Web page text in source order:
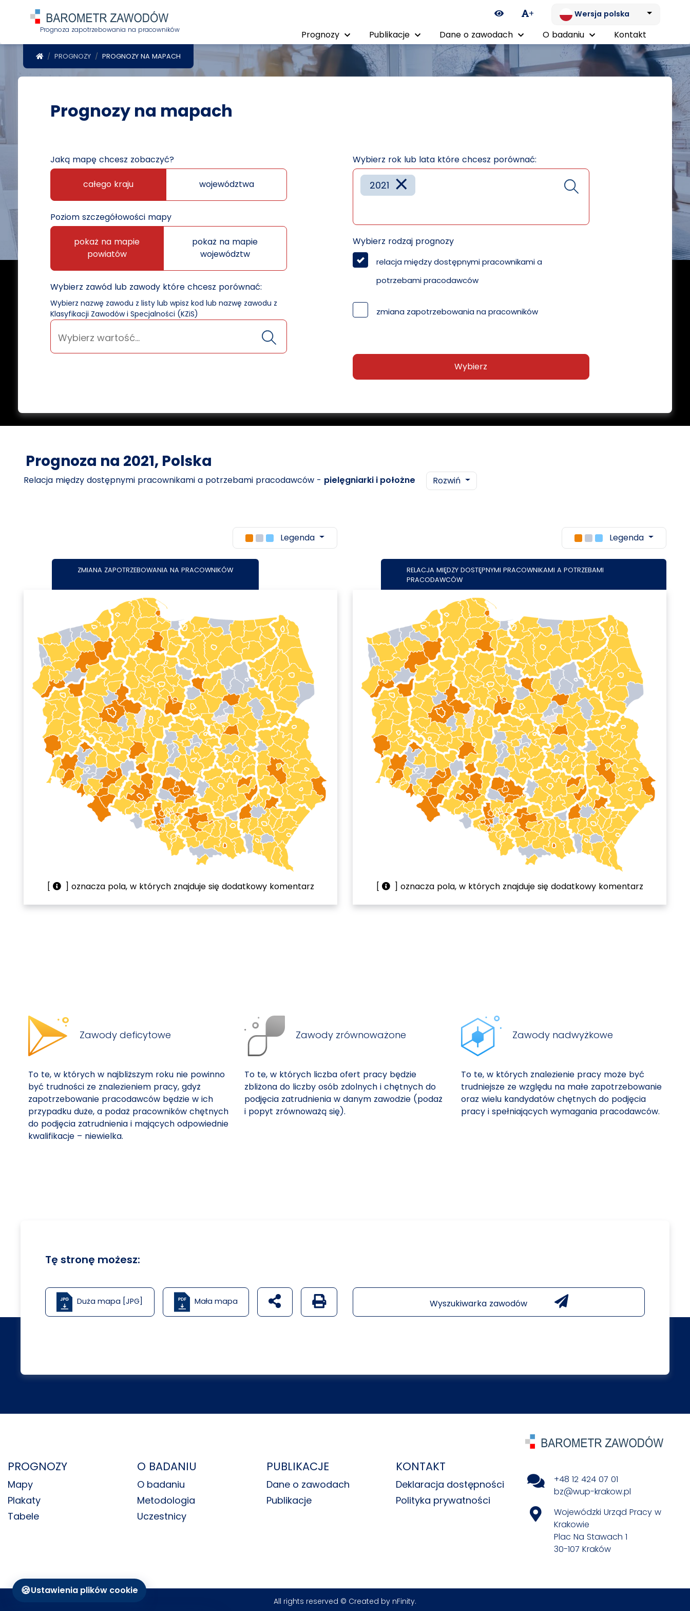
Prognoza zapotrzebowania na pracowników
Ikona zmiany kontrastu
+ Wersja polska
Prognozy Publikacje Dane o zawodach O badaniu Kontakt
POWRÓT DO STRONY GŁÓWNEJ
PROGNOZY PROGNOZY NA MAPACH
Prognozy na mapach
Jaką mapę chcesz zobaczyć?
całego kraju województwa
Poziom szczegółowości mapy
pokaż na mapie
powiatów
pokaż na mapie
województw
Wybierz zawód lub zawody które chcesz porównać:
Wybierz nazwę zawodu z listy lub wpisz kod lub nazwę zawodu z
Klasyfikacji Zawodów i Specjalności (KZiS)
Wybierz rok lub lata które chcesz porównać:
×
2021
Wybierz rodzaj prognozy
relacja między dostępnymi pracownikami a
potrzebami pracodawców
zmiana zapotrzebowania na pracowników
Wybierz
Prognoza na 2021, Polska
Relacja między dostępnymi pracownikami a potrzebami pracodawców - pielęgniarki i położne Rozwiń
Legenda
ZMIANA ZAPOTRZEBOWANIA NA PRACOWNIKÓW
[ ] oznacza pola, w których znajduje się dodatkowy komentarz
Legenda
RELACJA MIĘDZY DOSTĘPNYMI PRACOWNIKAMI A POTRZEBAMI
PRACODAWCÓW
[ ] oznacza pola, w których znajduje się dodatkowy komentarz
Zawody deficytowe
To te, w których w najbliższym roku nie powinno
być trudności ze znalezieniem pracy, gdyż
zapotrzebowanie pracodawców będzie w ich
przypadku duże, a podaż pracowników chętnych
do podjęcia zatrudnienia i mających odpowiednie
kwalifikacje – niewielka.
Zawody zrównoważone
To te, w których liczba ofert pracy będzie
zbliżona do liczby osób zdolnych i chętnych do
podjęcia zatrudnienia w danym zawodzie (podaż
i popyt zrównoważą się).
Zawody nadwyżkowe
To te, w których znalezienie pracy może być
trudniejsze ze względu na małe zapotrzebowanie
oraz wielu kandydatów chętnych do podjęcia
pracy i spełniających wymagania pracodawców.
Tę stronę możesz:
Duża mapa [JPG] Mała mapa udostępnij na social mediach
Generuj wersję PDF strony Wyszukiwarka zawodów
PROGNOZY
Mapy
Plakaty
Tabele
O BADANIU
O badaniu
Metodologia
Uczestnicy
PUBLIKACJE
Dane o zawodach
Publikacje
KONTAKT
Deklaracja dostępności
Polityka prywatności
+48 12 424 07 01
bz@wup-krakow.pl
Wojewódzki Urząd Pracy w
Krakowie
Plac Na Stawach 1
30-107 Kraków
All rights reserved © Created by nFinity.
🍪Ustawienia plików cookie